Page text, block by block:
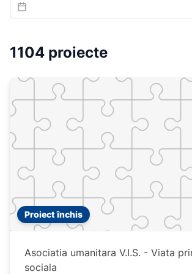
1104 proiecte
Proiect închis
Asociatia umanitara V.I.S. - Viata
sociala